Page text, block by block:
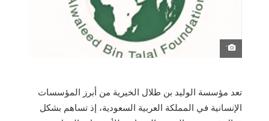
َ
تعد مؤسسة الوليد بن طلال الخيرية من أبرز المؤسسات
الإنسانية في المملكة العربية السعودية، إذ تساهم بشكل